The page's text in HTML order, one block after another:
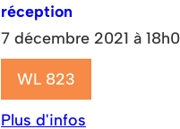
réception
7 décembre 2021 à
WL 823
Plus d'infos